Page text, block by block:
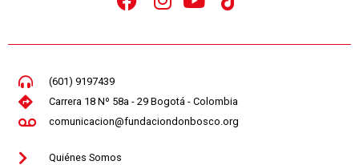
(601) 9197439
Carrera 18 Nº 58a - 29 Bogotá - Colombia
comunicacion@fundaciondonbosco.org
Quiénes Somos